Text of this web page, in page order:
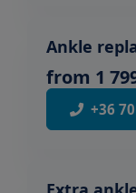
Ankle
from 1
+36